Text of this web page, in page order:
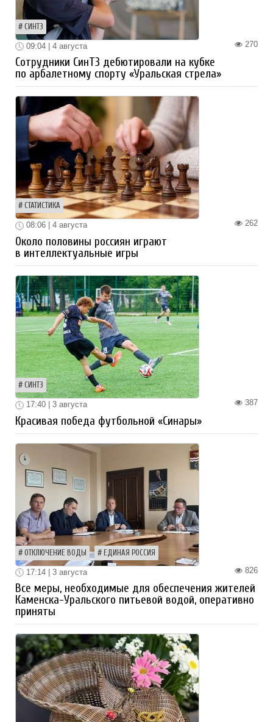
СИНТЗ
270
09:04 | 4 августа
Сотрудники СинТЗ дебютировали на кубке
по арбалетному спорту «Уральская стрела»
СТАТИСТИКА
262
08:06 | 4 августа
Около половины россиян играют
в интеллектуальные игры
СИНТЗ
387
17:40 | 3 августа
Красивая победа футбольной «Синары»
ОТКЛЮЧЕНИЕ ВОДЫ ЕДИНАЯ РОССИЯ
826
17:14 | 3 августа
Все меры, необходимые для обеспечения жителей
Каменска-Уральского питьевой водой, оперативно
приняты